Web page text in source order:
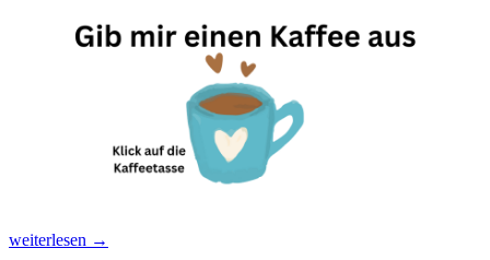
Überbackene
weiterlesen →